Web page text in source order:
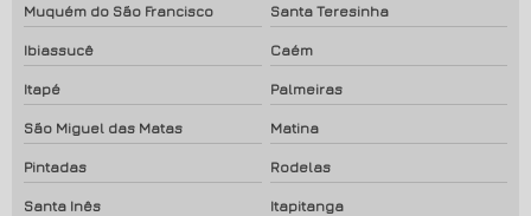
Muquém do São Francisco Santa Teresinha
Ibiassucê Caém
Itapé Palmeiras
São Miguel das Matas Matina
Pintadas Rodelas
Santa Inês Itapitanga